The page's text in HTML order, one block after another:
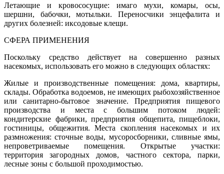
Летающие и кровососущие: имаго мухи, комары, осы,
шершни, бабочки, мотыльки. Переносчики энцефалита и
других болезней: иксодовые клещи.
СФЕРА ПРИМЕНЕНИЯ
Поскольку средство действует на совершенно разных
насекомых, использовать его можно в следующих областях:
Жилые и производственные помещения: дома, квартиры,
склады. Обработка водоемов, не имеющих рыбохозяйственное
или санитарно-бытовое значение. Предприятия пищевого
производства и места с большим потоком людей:
кондитерские фабрики, предприятия общепита, пищеблоки,
гостиницы, общежития. Места скопления насекомых и их
размножения: сточные воды, мусоросборники, сливные ямы,
непроветриваемые помещения. Открытые участки:
территория загородных домов, частного сектора, парки,
лесные зоны с большой проходимостью.